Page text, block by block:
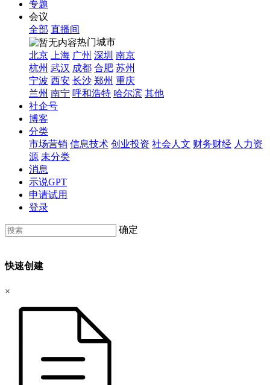
专题
会议
全部 直播间
热门城市
北京
上海 广州 深圳 南京
杭州 武汉 成都 合肥 苏州
宁波 西安 长沙 郑州 重庆
兰州 南宁 呼和浩特 哈尔滨 其他
社企号
博客
分类
市场营销 信息技术 创业投资 社会人文 财务财经 人力资
源 未分类
消息
示说GPT
申请试用
登录
确定
快速创建
×